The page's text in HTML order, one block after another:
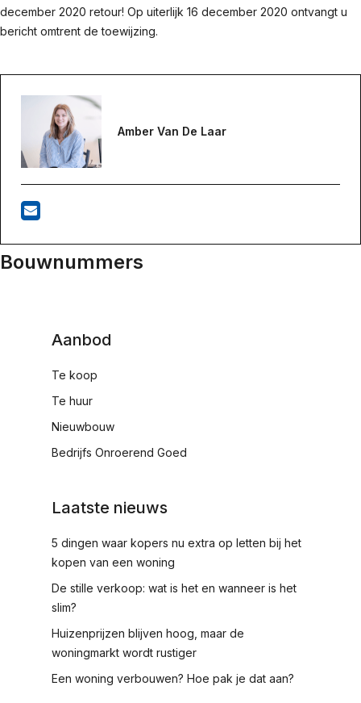
december 2020 retour! Op uiterlijk 16 december 2020 ontvangt u
bericht omtrent de toewijzing.
Amber Van De Laar
Bouwnummers
Aanbod
Te koop
Te huur
Nieuwbouw
Bedrijfs Onroerend Goed
Laatste nieuws
5 dingen waar kopers nu extra op letten bij het
kopen van een woning
De stille verkoop: wat is het en wanneer is het
slim?
Huizenprijzen blijven hoog, maar de
woningmarkt wordt rustiger
Een woning verbouwen? Hoe pak je dat aan?